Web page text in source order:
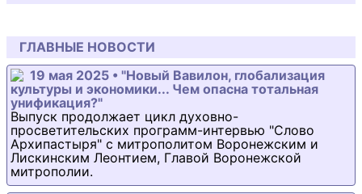
ГЛАВНЫЕ НОВОСТИ
19 мая 2025 • "Новый Вавилон, глобализация
культуры и экономики... Чем опасна тотальная
унификация?"
Выпуск продолжает цикл духовно-
просветительских программ-интервью "Слово
Архипастыря" с митрополитом Воронежским и
Лискинским Леонтием, Главой Воронежской
митрополии.